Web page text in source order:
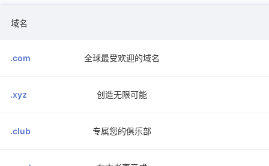
域名
.com 全球最受欢迎的域名
.xyz 创造无限可能
.club 专属您的俱乐部